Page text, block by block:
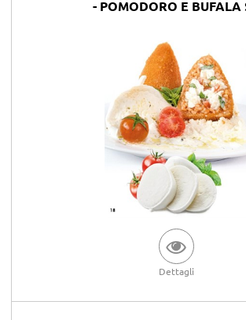
- POMODORO E BUFALA
Dettagli